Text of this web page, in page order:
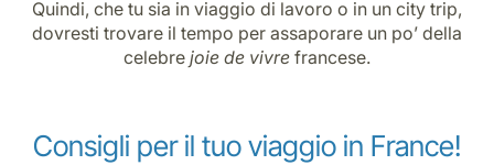
Quindi, che tu sia in viaggio di lavoro o in un city trip,
dovresti trovare il tempo per assaporare un po’ della
celebre joie de vivre francese.
Consigli per il tuo viaggio in France!